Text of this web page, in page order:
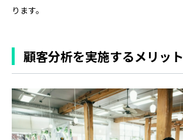
ります。
顧客分析を実施するメリット